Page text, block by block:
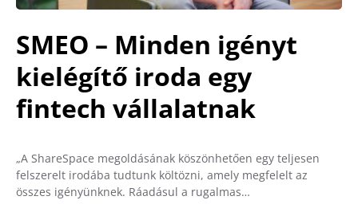
SMEO – Minden igényt
kielégítő iroda egy
fintech vállalatnak
„A ShareSpace megoldásának köszönhetően egy teljesen
felszerelt irodába tudtunk költözni, amely megfelelt az
összes igényünknek. Ráadásul a rugalmas…